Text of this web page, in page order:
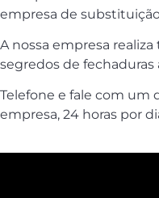
empresa de
A nossa empresa
segredos de fechaduras
Telefone e fale com um
empresa, 24 horas por